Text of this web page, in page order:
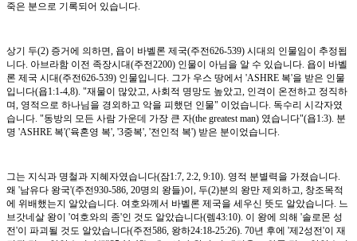
죽은 분으로 기록되어 있습니다.
상기 두(2) 증거에 의하면, 욥이 바벨론 제국(주전626-539) 시대의 인물임이 추정됩
니다. 아브라함 이전 족장시대(주전2200) 인물이 아님을 알 수 있습니다. 욥이 바벨
론 제국 시대(주전626-539) 인물입니다. 그가 우스 땅에서 'ASHRE 복'을 받은 인물
입니다(욥1:1-4,8). "재물이 많았고, 사회적 명망도 높았고, 인격이 온전하고 정직하
며, 영적으로 하나님을 경외하고 악을 피했던 인물" 이었습니다. 독수리 시각자였
습니다. "동방의 모든 사람 가운데 가장 큰 자(the greatest man) 였습니다"(욥1:3). 분
명 'ASHRE 복'('육혼영 복', '3중복', '전인적 복') 받은 분이었습니다.
그는 지식과 명철과 지혜자였습니다(잠1:7, 2:2, 9:10). 영적 분별력을 가졌습니다.
왜 '남유다 왕국'(주전930-586, 20명의 왕들)이, 두(2)분의 왕만 제외하고, 창조목적
에 위배했는지 알았습니다. 여호와께서 바벨론 제국을 세우신 뜻도 알았습니다. 느
브갓네살 왕이 '여호와의 종'인 것도 알았습니다(렘43:10). 이 왕에 의해 '솔로몬 성
전'이 파괴될 것도 알았습니다(주전586, 왕하24:18-25:26). 70년 후에 '제2성전'이 재